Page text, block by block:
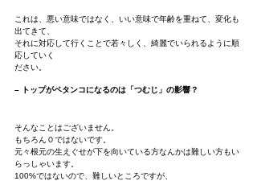
これは、悪い意味ではなく、いい意味で年齢を重ねて、変化も
出てきて、
それに対応して行くことで若々しく、綺麗でいられるように順
応していく
ださい。
– トップがペタンコになるのは「つむじ」の影響？
そんなことはございません。
もちろん０ではないです。
元々根元の生えぐせが下を向いている方なんかは難しい方もい
らっしゃいます。
100%ではないので、難しいところですが、